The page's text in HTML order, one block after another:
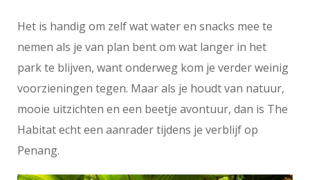
Het is handig om zelf wat water en snacks mee te
nemen als je van plan bent om wat langer in het
park te blijven, want onderweg kom je verder weinig
voorzieningen tegen. Maar als je houdt van natuur,
mooie uitzichten en een beetje avontuur, dan is The
Habitat echt een aanrader tijdens je verblijf op
Penang.